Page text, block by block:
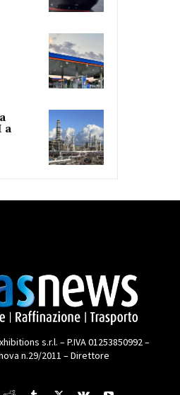
a
s.r.l. – P.IVA 01253850992 –
n.29/2011 – Direttore